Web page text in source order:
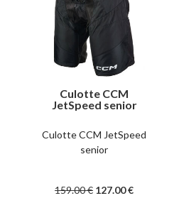
Culotte CCM
JetSpeed senior
Culotte CCM JetSpeed
senior
159.00€ 127.00€